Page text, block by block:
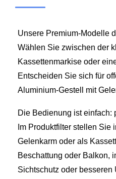
Unsere Premium‑Modelle
Wählen Sie zwischen der
Kassettenmarkise oder
Entscheiden Sie sich für
Aluminium‑Gestell mit
Die Bedienung ist einfach:
Im Produktfilter stellen
Gelenkarm oder als
Beschattung oder Balkon,
Sichtschutz oder